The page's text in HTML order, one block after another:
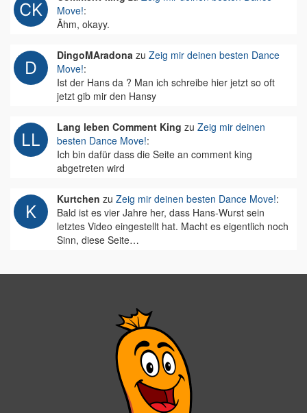
Move!:
Ähm, okayy.
DingoMAradona zu Zeig mir deinen besten Dance
Move!:
Ist der Hans da ? Man ich schreibe hier jetzt so oft
jetzt gib mir den Hansy
Lang leben Comment King zu Zeig mir deinen
besten Dance Move!:
Ich bin dafür dass die Seite an comment king
abgetreten wird
Kurtchen zu Zeig mir deinen besten Dance Move!:
Bald ist es vier Jahre her, dass Hans-Wurst sein
letztes Video eingestellt hat. Macht es eigentlich noch
Sinn, diese Seite…